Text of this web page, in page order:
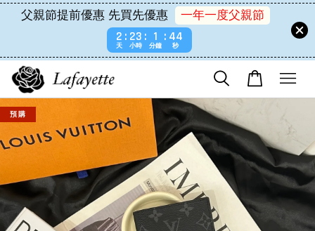
父親節提前優惠 先買先優惠
一年一度父親節
2
天
23
小時
1
分鐘
44
秒
預 購